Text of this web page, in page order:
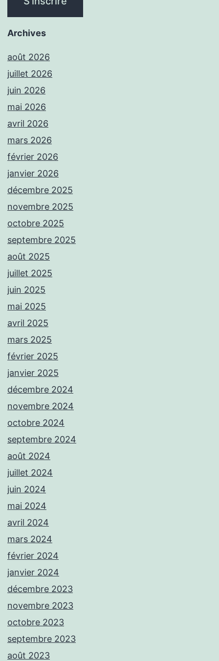
Archives
août 2026
juillet 2026
juin 2026
mai 2026
avril 2026
mars 2026
février 2026
janvier 2026
décembre 2025
novembre 2025
octobre 2025
septembre 2025
août 2025
juillet 2025
juin 2025
mai 2025
avril 2025
mars 2025
février 2025
janvier 2025
décembre 2024
novembre 2024
octobre 2024
septembre 2024
août 2024
juillet 2024
juin 2024
mai 2024
avril 2024
mars 2024
février 2024
janvier 2024
décembre 2023
novembre 2023
octobre 2023
septembre 2023
août 2023